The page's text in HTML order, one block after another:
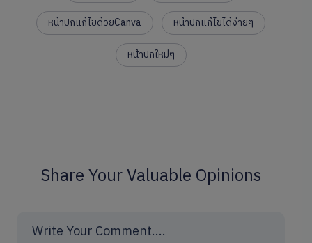
หน้าปกแก้ไขด้วยCanva
หน้าปกแก้ไขได้ง่ายๆ
หน้าปกใหม่ๆ
Share Your Valuable Opinions